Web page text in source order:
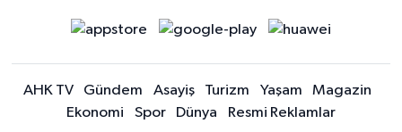
AHK TV Gündem Asayiş Turizm Yaşam
Magazin
Ekonomi
Spor Dünya Resmi Reklamlar